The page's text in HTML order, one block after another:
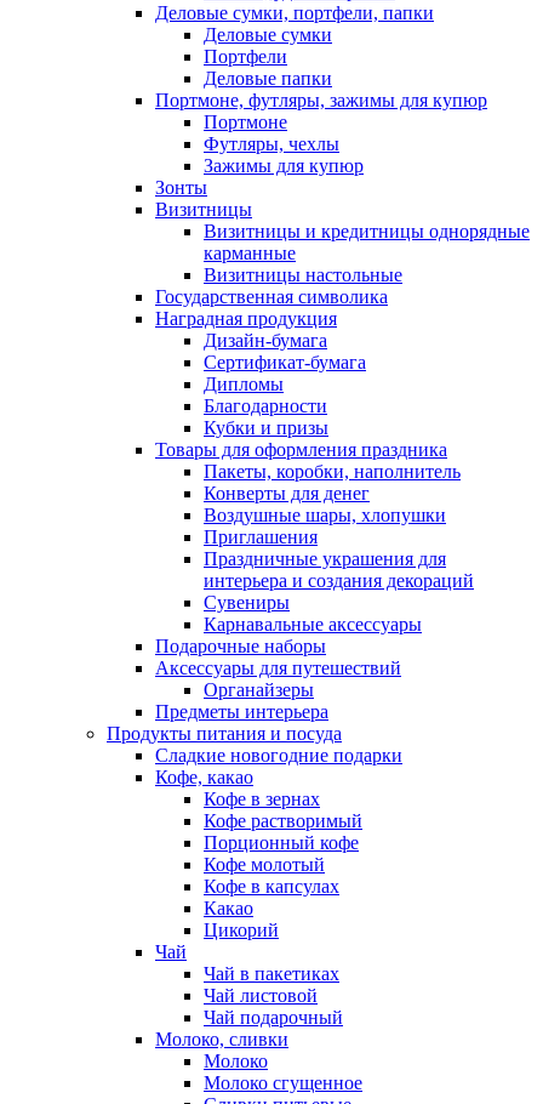
Деловые сумки, портфели, папки
Деловые сумки
Портфели
Деловые папки
Портмоне, футляры, зажимы для купюр
Портмоне
Футляры, чехлы
Зажимы для купюр
Зонты
Визитницы
Визитницы и кредитницы однорядные
карманные
Визитницы настольные
Государственная символика
Наградная продукция
Дизайн-бумага
Сертификат-бумага
Дипломы
Благодарности
Кубки и призы
Товары для оформления праздника
Пакеты, коробки, наполнитель
Конверты для денег
Воздушные шары, хлопушки
Приглашения
Праздничные украшения для
интерьера и создания декораций
Сувениры
Карнавальные аксессуары
Подарочные наборы
Аксессуары для путешествий
Органайзеры
Предметы интерьера
Продукты питания и посуда
Сладкие новогодние подарки
Кофе, какао
Кофе в зернах
Кофе растворимый
Порционный кофе
Кофе молотый
Кофе в капсулах
Какао
Цикорий
Чай
Чай в пакетиках
Чай листовой
Чай подарочный
Молоко, сливки
Молоко
Молоко сгущенное